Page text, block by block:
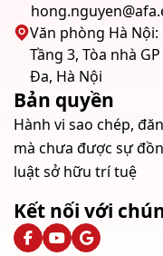
Văn phòng Hà Nội:
Tầng 3, Tòa nhà
Đa, Hà Nội
Bản quyền
Hành vi sao chép,
mà chưa được sự
luật sở hữu trí tuệ
Kết nối với